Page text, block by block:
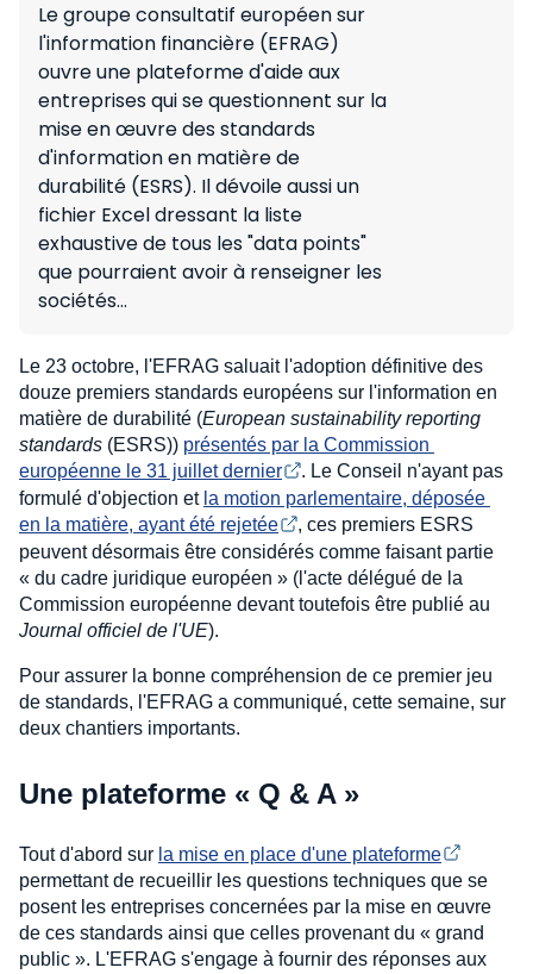
Le groupe consultatif européen sur
l'information financière (EFRAG)
ouvre une plateforme d'aide aux
entreprises qui se questionnent sur la
mise en œuvre des standards
d'information en matière de
durabilité (ESRS). Il dévoile aussi un
fichier Excel dressant la liste
exhaustive de tous les "data points"
que pourraient avoir à renseigner les
sociétés...
Le 23 octobre, l'EFRAG saluait l'adoption définitive des
douze premiers standards européens sur l'information en
matière de durabilité (European sustainability reporting
standards (ESRS)) présentés par la Commission
européenne le 31 juillet dernier
. Le Conseil n'ayant pas
formulé d'objection et la motion parlementaire, déposée
en la matière, ayant été rejetée
, ces premiers ESRS
peuvent désormais être considérés comme faisant partie
« du cadre juridique européen » (l'acte délégué de la
Commission européenne devant toutefois être publié au
Journal officiel de l'UE).
Pour assurer la bonne compréhension de ce premier jeu
de standards, l'EFRAG a communiqué, cette semaine, sur
deux chantiers importants.
Une plateforme « Q & A »
Tout d'abord sur la mise en place d'une plateforme
permettant de recueillir les questions techniques que se
posent les entreprises concernées par la mise en œuvre
de ces standards ainsi que celles provenant du « grand
public ». L'EFRAG s'engage à fournir des réponses aux